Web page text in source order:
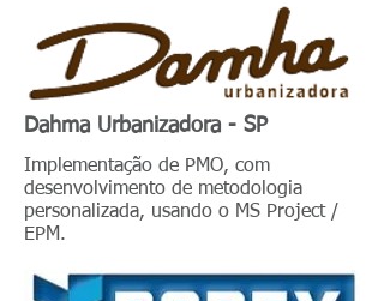
Dahma Urbanizadora - SP
Implementação de PMO, com
desenvolvimento de metodologia
personalizada, usando o MS Project /
EPM.